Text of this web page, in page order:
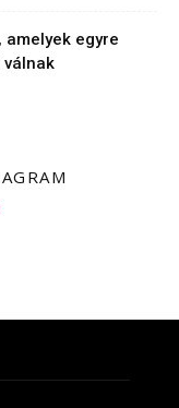
egyre
válnak